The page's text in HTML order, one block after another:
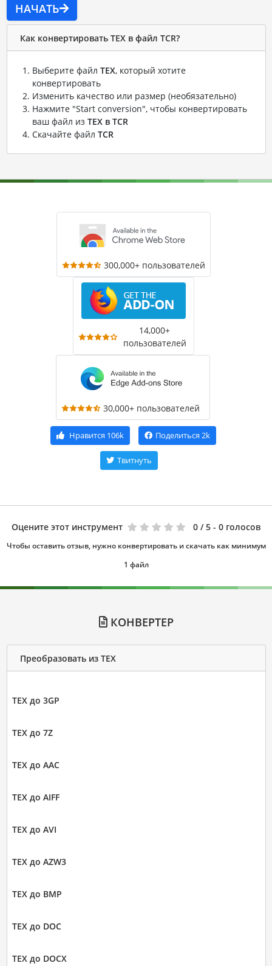
НАЧАТЬ
Как конвертировать TEX в файл TCR?
Выберите файл TEX, который хотите
конвертировать
Изменить качество или размер (необязательно)
Нажмите "Start conversion", чтобы конвертировать
ваш файл из TEX в TCR
Скачайте файл TCR
300,000+ пользователей
14,000+
пользователей
30,000+ пользователей
Нравится 106k Поделиться 2k
Твитнуть
Оцените этот инструмент 0 / 5 - 0 голосов
Чтобы оставить отзыв, нужно конвертировать и скачать как минимум
1 файл
КОНВЕРТЕР
Преобразовать из TEX
TEX до 3GP
TEX до 7Z
TEX до AAC
TEX до AIFF
TEX до AVI
TEX до AZW3
TEX до BMP
TEX до DOC
TEX до DOCX